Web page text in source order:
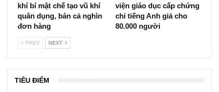
khí bí mật chế tạo vũ khí
quân dụng, bán cả nghìn
đơn hàng
viện giáo dục cấp chứng
chỉ tiếng Anh giả cho
80.000 người
PREV NEXT
TIÊU ĐIỂM